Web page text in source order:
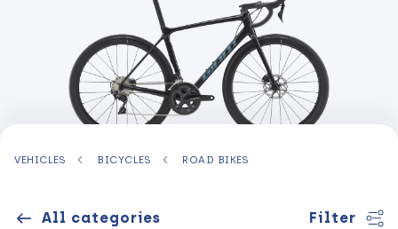
VEHICLES BICYCLES ROAD BIKES
All categories Filter